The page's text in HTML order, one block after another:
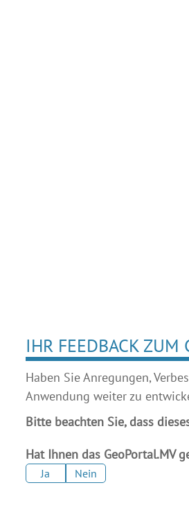
IHR FEEDBACK ZUM
Haben Sie Anregungen,
Anwendung weiter zu
Bitte beachten Sie, dass
Hat Ihnen das GeoPortal.MV
Ja Nein